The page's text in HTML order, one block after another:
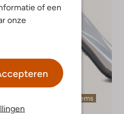
of een
onze
Laatste items